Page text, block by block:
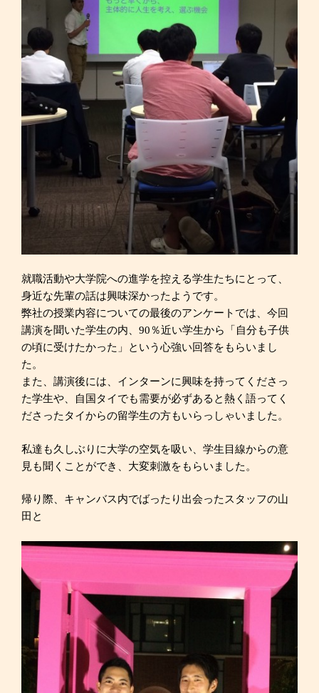
就職活動や大学院への進学を控える学生たちにとって、
身近な先輩の話は興味深かったようです。
弊社の授業内容についての最後のアンケートでは、今回
講演を聞いた学生の内、90％近い学生から「自分も子供
の頃に受けたかった」という心強い回答をもらいまし
た。
また、講演後には、インターンに興味を持ってくださっ
た学生や、自国タイでも需要が必ずあると熱く語ってく
ださったタイからの留学生の方もいらっしゃいました。
私達も久しぶりに大学の空気を吸い、学生目線からの意
見も聞くことができ、大変刺激をもらいました。
帰り際、キャンバス内でばったり出会ったスタッフの山
田と